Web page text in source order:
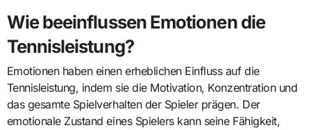
Wie beeinflussen Emotionen die
Tennisleistung?
Emotionen haben einen erheblichen Einfluss auf die
Tennisleistung, indem sie die Motivation, Konzentration und
das gesamte Spielverhalten der Spieler prägen. Der
emotionale Zustand eines Spielers kann seine Fähigkeit,